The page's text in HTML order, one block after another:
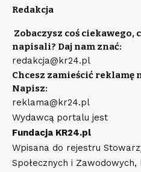
Redakcja
Zobaczysz coś ciekawego,
napisali? Daj nam znać:
redakcja@kr24.pl
Chcesz zamieścić reklamę
Napisz:
reklama@kr24.pl
Wydawcą portalu jest
Fundacja KR24.pl
Wpisana do rejestru
Społecznych i Zawodowych,